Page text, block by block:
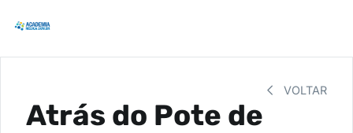
VOLTAR
Atrás do Pote de